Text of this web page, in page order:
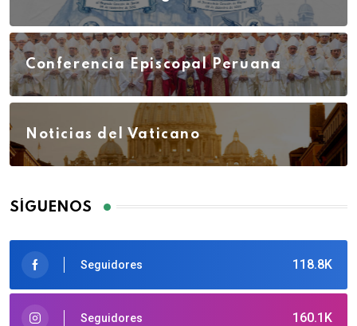
Conferencia Episcopal Peruana
Noticias del Vaticano
SÍGUENOS
118.8K
Seguidores
160.1K
Seguidores